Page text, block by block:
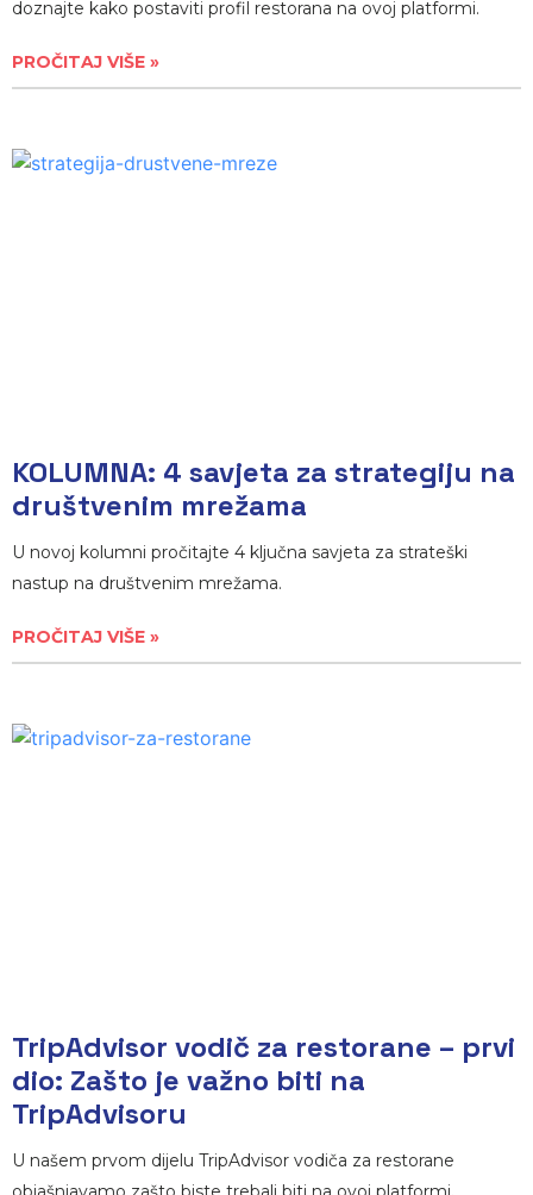
doznajte kako postaviti profil restorana na ovoj platformi.
PROČITAJ VIŠE »
KOLUMNA: 4 savjeta za strategiju na
društvenim mrežama
U novoj kolumni pročitajte 4 ključna savjeta za strateški
nastup na društvenim mrežama.
PROČITAJ VIŠE »
TripAdvisor vodič za restorane – prvi
dio: Zašto je važno biti na
TripAdvisoru
U našem prvom dijelu TripAdvisor vodiča za restorane